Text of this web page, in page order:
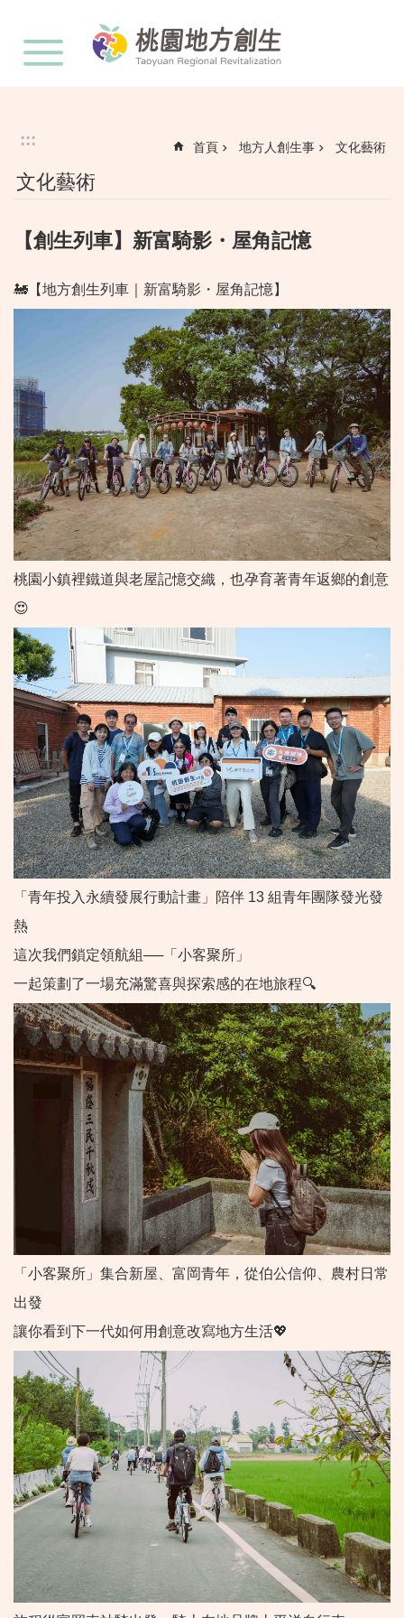
::: 首頁 地方人創生事 文化藝術
文化藝術
【創生列車】新富騎影・屋角記憶
🚂【地方創生列車｜新富騎影・屋角記憶】
桃園小鎮裡鐵道與老屋記憶交織，也孕育著青年返鄉的創意
😍
「青年投入永續發展行動計畫」陪伴 13 組青年團隊發光發
熱
這次我們鎖定領航組──「小客聚所」
一起策劃了一場充滿驚喜與探索感的在地旅程🔍
「小客聚所」集合新屋、富岡青年，從伯公信仰、農村日常
出發
讓你看到下一代如何用創意改寫地方生活💖